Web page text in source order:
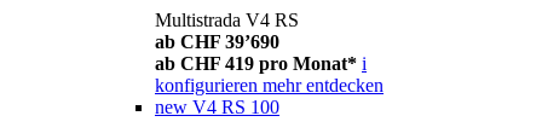
Multistrada V4 RS
ab CHF 39’690
ab CHF 419 pro Monat* i
konfigurieren mehr entdecken
new V4 RS 100